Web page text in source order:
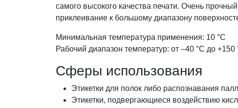
самого высокого качества печати. Очень
приклеивание к большому диапазону
Минимальная температура применения: 10 °С
Рабочий диапазон температур: от –40 °С до +150
Сферы использования
Этикетки для полок либо распознавания
Этикетки, подвергающиеся воздействию